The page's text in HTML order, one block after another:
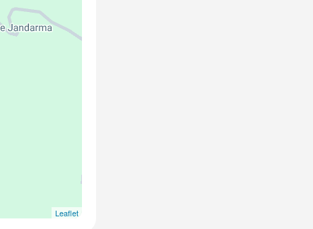
Leaflet